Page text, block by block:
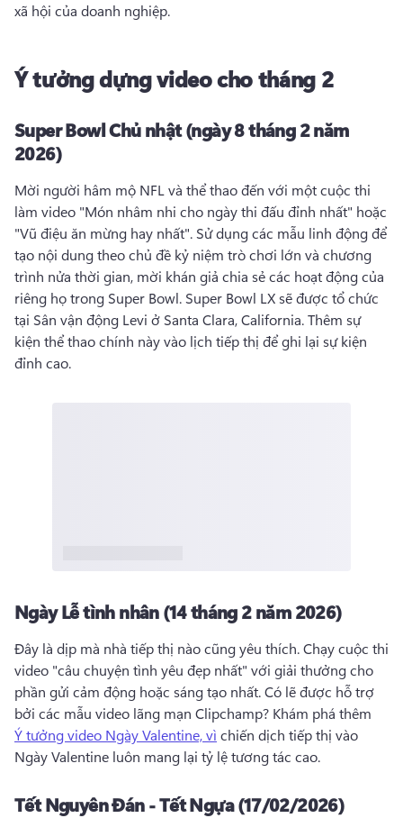
xã hội của doanh nghiệp.
Ý tưởng dựng video cho tháng 2
Super Bowl Chủ nhật (ngày 8 tháng 2 năm
2026)
Mời người hâm mộ NFL và thể thao đến với một cuộc thi
làm video "Món nhâm nhi cho ngày thi đấu đỉnh nhất" hoặc
"Vũ điệu ăn mừng hay nhất". Sử dụng các mẫu linh động để
tạo nội dung theo chủ đề kỷ niệm trò chơi lớn và chương
trình nửa thời gian, mời khán giả chia sẻ các hoạt động của
riêng họ trong Super Bowl. Super Bowl LX sẽ được tổ chức
tại Sân vận động Levi ở Santa Clara, California. Thêm sự
kiện thể thao chính này vào lịch tiếp thị để ghi lại sự kiện
đỉnh cao.
Ngày Lễ tình nhân (14 tháng 2 năm 2026)
Đây là dịp mà nhà tiếp thị nào cũng yêu thích. Chạy cuộc thi
video "câu chuyện tình yêu đẹp nhất" với giải thưởng cho
phần gửi cảm động hoặc sáng tạo nhất. Có lẽ được hỗ trợ
bởi các mẫu video lãng mạn Clipchamp? Khám phá thêm
Ý tưởng video Ngày Valentine, vì chiến dịch tiếp thị vào
Ngày Valentine luôn mang lại tỷ lệ tương tác cao.
Tết Nguyên Đán - Tết Ngựa (17/02/2026)